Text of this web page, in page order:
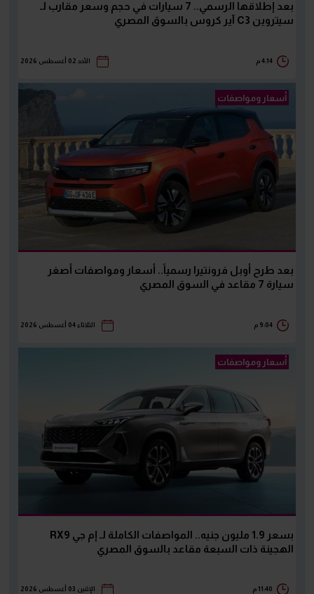
بعد إطلاقها الرسمي.. 7 سيارات في حجم وسعر مقارب لـ
سيتروين C3 آير كروس بالسوق المصري
4:14 م الأحد 02 أغسطس 2026
أسعار ومواصفات
بعد طرح أوبل فرونتيرا رسمياً.. أسعار ومواصفات أصغر
سيارة 7 مقاعد في السوق المصري
9:04 م الثلاثاء 04 أغسطس 2026
أسعار ومواصفات
بسعر 1.9 مليون جنيه.. المواصفات الكاملة لـ إم جي RX9
الهجينة ذات السبعة مقاعد بالسوق المصري
11:40 م الإثنين 03 أغسطس 2026